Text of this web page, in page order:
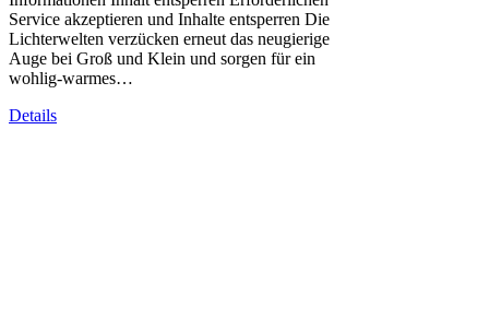
Service akzeptieren und Inhalte entsperren Die
Lichterwelten verzücken erneut das neugierige
Auge bei Groß und Klein und sorgen für ein
wohlig-warmes…
Details